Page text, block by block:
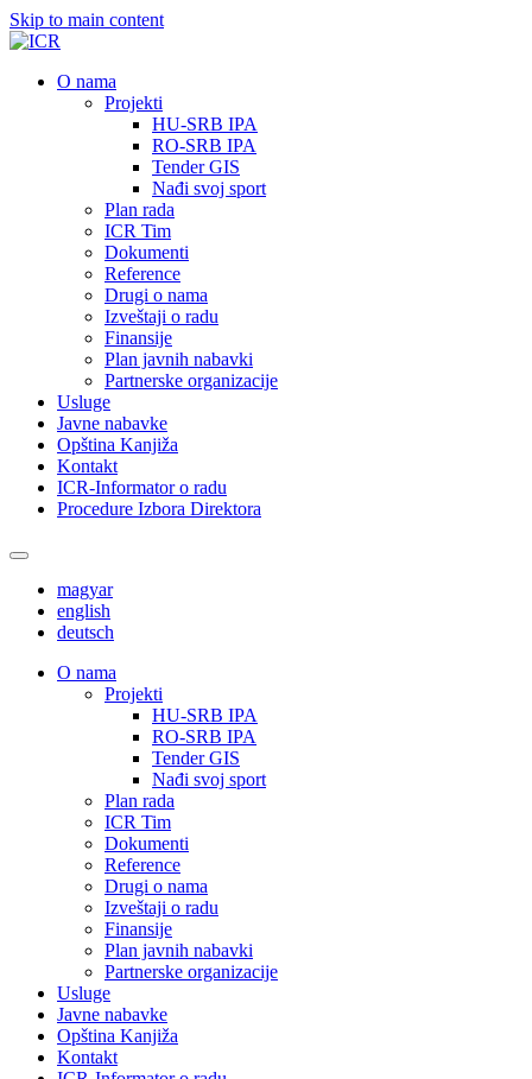
Skip to main content
О nama
Projekti
HU-SRB IPA
RO-SRB IPA
Tender GIS
Nađi svoj sport
Plan rada
ICR Tim
Dokumenti
Reference
Drugi o nama
Izveštaji o radu
Finansije
Plan javnih nabavki
Partnerske organizacije
Usluge
Javne nabavke
Opština Kanjiža
Kontakt
ICR-Informator o radu
Procedure Izbora Direktora
magyar
english
deutsch
О nama
Projekti
HU-SRB IPA
RO-SRB IPA
Tender GIS
Nađi svoj sport
Plan rada
ICR Tim
Dokumenti
Reference
Drugi o nama
Izveštaji o radu
Finansije
Plan javnih nabavki
Partnerske organizacije
Usluge
Javne nabavke
Opština Kanjiža
Kontakt